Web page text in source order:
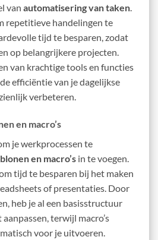
van automatisering van taken.
repetitieve handelingen te
tijd te besparen, zodat
op belangrijkere projecten.
van krachtige tools en functies
efficiëntie van je dagelijkse
verbeteren.
en macro’s
je werkprocessen te
en macro’s in te voegen.
tijd te besparen bij het maken
of presentaties. Door
heb je al een basisstructuur
terwijl macro’s
voor je uitvoeren.